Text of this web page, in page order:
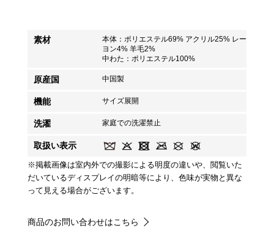
素材
本体：ポリエステル69% アクリル25% レー
ヨン4% 羊毛2%
中わた：ポリエステル100%
原産国 中国製
機能 サイズ展開
洗濯 家庭での洗濯禁止
取扱い表示
※掲載画像は室内外での撮影による明度の違いや、閲覧いた
だいているディスプレイの明暗等により、色味が実物と異な
って見える場合がございます。
商品のお問い合わせはこちら